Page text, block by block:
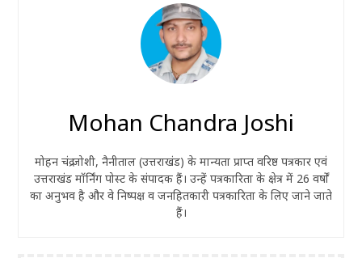
Mohan Chandra Joshi
मोहन चंद्र जोशी, नैनीताल (उत्तराखंड) के मान्यता प्राप्त वरिष्ठ पत्रकार एवं
उत्तराखंड मॉर्निंग पोस्ट के संपादक हैं। उन्हें पत्रकारिता के क्षेत्र में 26 वर्षों
का अनुभव है और वे निष्पक्ष व जनहितकारी पत्रकारिता के लिए जाने जाते
हैं।